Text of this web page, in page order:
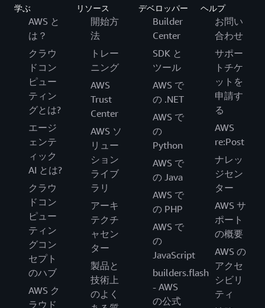
学ぶ
AWS と
は？
クラウ
ドコン
ピュー
ティン
グとは?
エージ
ェンテ
ィック
AI とは?
クラウ
ドコン
ピュー
ティン
グコン
セプト
のハブ
AWS ク
ラウド
リソース
開始方
法
トレー
ニング
AWS
Trust
Center
AWS ソ
リュー
ション
ライブ
ラリ
アーキ
テクチ
ャセン
ター
製品と
技術上
のよく
デベロッパー
Builder
Center
SDK と
ツール
AWS で
の .NET
AWS で
の
Python
AWS で
の Java
AWS で
の PHP
AWS で
の
JavaScript
builders.flash
- AWS
の公式
ヘルプ
お問い
合わせ
サポー
トチケ
ットを
申請す
る
AWS
re:Post
ナレッ
ジセン
ター
AWS サ
ポート
の概要
AWS の
アクセ
シビリ
ティ